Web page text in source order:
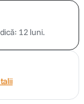
12 luni.